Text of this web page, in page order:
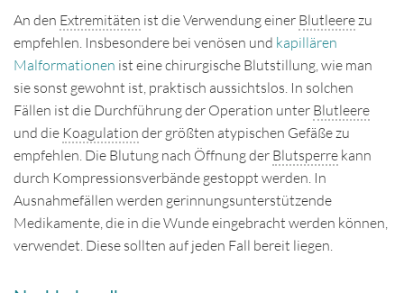
An den Extremitäten ist die Verwendung einer Blutleerezu
empfehlen. Insbesondere bei venösen und kapillären
Malformationen ist eine chirurgische Blutstillung, wie man
sie sonst gewohnt ist, praktisch aussichtslos. In solchen
Fällen ist die Durchführung der Operation unter Blutleere
und die Koagulation der größten atypischen Gefäße zu
empfehlen. Die Blutung nach Öffnung der Blutsperre kann
durch Kompressionsverbände gestoppt werden. In
Ausnahmefällen werden gerinnungsunterstützende
Medikamente, die in die Wunde eingebracht werden können,
verwendet. Diese sollten auf jeden Fall bereit liegen.